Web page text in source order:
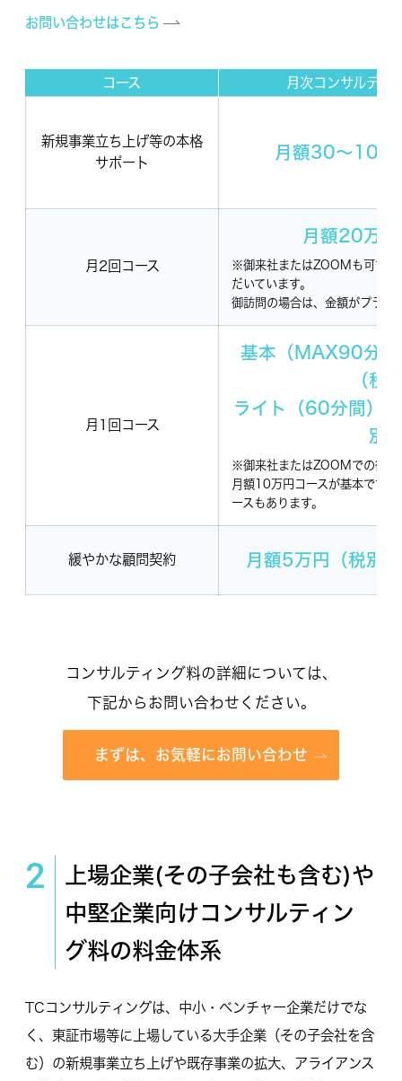
お問い合わせはこちら
コース 月次コンサルティ
新規事業立ち上げ等の本格
サポート
月額30～100
月2回コース
月額20万
※御来社またはZOOMも可での
だいています。
御訪問の場合は、金額がプラス
月1回コース
基本（MAX90分
（税
ライト（60分間）
別
※御来社またはZOOMでの御対
月額10万円コースが基本です
ースもあります。
緩やかな顧問契約 月額5万円（税別
コンサルティング料の詳細については、
下記からお問い合わせください。
まずは、お気軽にお問い合わせ
2
上場企業(その子会社も含む)や
中堅企業向けコンサルティン
グ料の料金体系
TCコンサルティングは、中小・ベンチャー企業だけでな
く、東証市場等に上場している大手企業（その子会社を含
む）の新規事業立ち上げや既存事業の拡大、アライアンス